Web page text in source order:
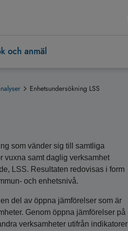
och anmäl
Enhetsundersökning LSS
som vänder sig till samtliga
vuxna samt daglig verksamhet
LSS. Resultaten redovisas i form
och enhetsnivå.
del av öppna jämförelser som är
Genom öppna jämförelser på
verksamheter utifrån indikatorer